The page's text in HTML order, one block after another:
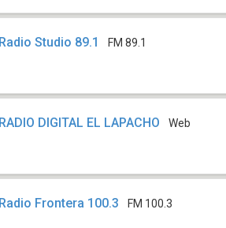
Radio Studio 89.1 FM 89.1
RADIO DIGITAL EL LAPACHO Web
Radio Frontera 100.3 FM 100.3